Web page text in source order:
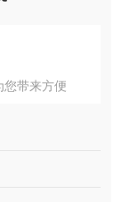
您带来方便